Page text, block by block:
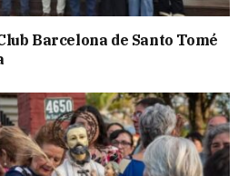
Barcelona de Santo Tomé